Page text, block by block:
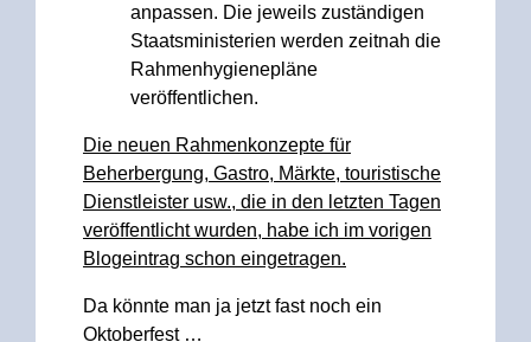
anpassen. Die jeweils zuständigen
Staatsministerien werden zeitnah die
Rahmenhygienepläne
veröffentlichen.
Die neuen Rahmenkonzepte für
Beherbergung, Gastro, Märkte, touristische
Dienstleister usw., die in den letzten Tagen
veröffentlicht wurden, habe ich im vorigen
Blogeintrag schon eingetragen.
Da könnte man ja jetzt fast noch ein
Oktoberfest …